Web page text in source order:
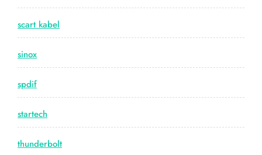
scart kabel
sinox
spdif
startech
thunderbolt